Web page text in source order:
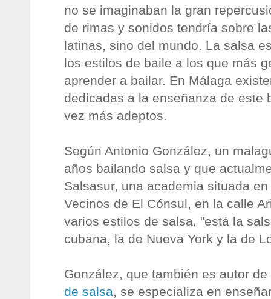
no se imaginaban la gran
de rimas y sonidos tendría sobre
latinas, sino del mundo. La salsa
los estilos de baile a los que más
aprender a bailar. En Málaga
dedicadas a la enseñanza de este
vez más adeptos.
Según Antonio González, un
años bailando salsa y que
Salsasur, una academia situada
Vecinos de El Cónsul, en la calle
varios estilos de salsa, "está la
cubana, la de Nueva York y la de
González, que también es autor de
de salsa , se especializa en